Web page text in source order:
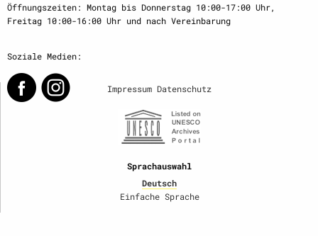
Öffnungszeiten: Montag bis Donnerstag 10:00-17:00 Uhr,
Freitag 10:00-16:00 Uhr und nach Vereinbarung
Soziale Medien:
Impressum Datenschutz
Sprachauswahl
Deutsch
Einfache Sprache